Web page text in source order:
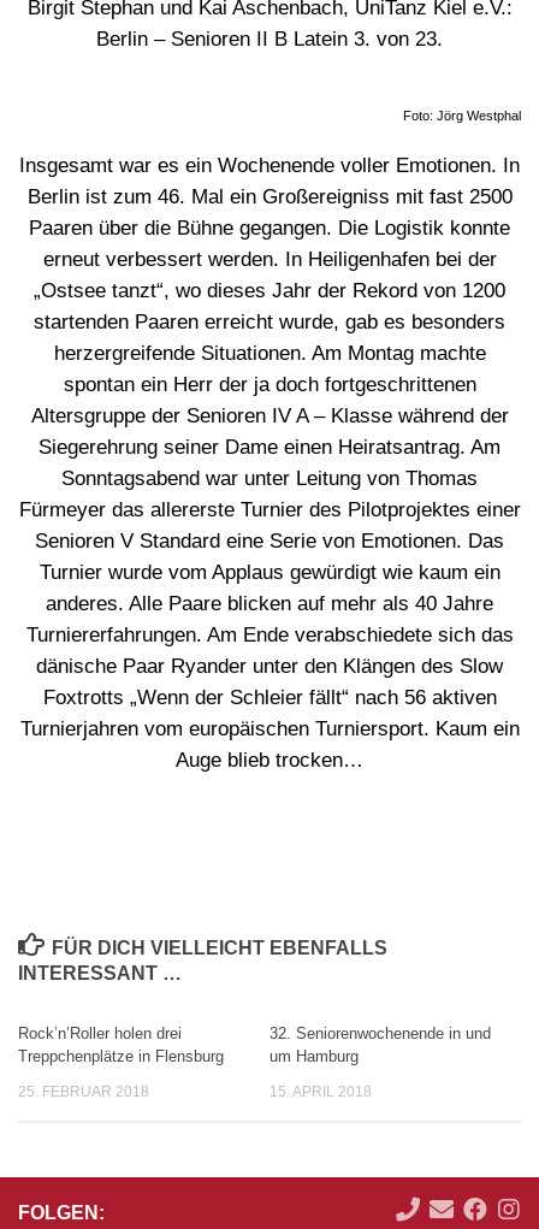
Birgit Stephan und Kai Aschenbach, UniTanz Kiel e.V.:
Berlin – Senioren II B Latein 3. von 23.
Foto: Jörg Westphal
Insgesamt war es ein Wochenende voller Emotionen. In
Berlin ist zum 46. Mal ein Großereigniss mit fast 2500
Paaren über die Bühne gegangen. Die Logistik konnte
erneut verbessert werden. In Heiligenhafen bei der
„Ostsee tanzt“, wo dieses Jahr der Rekord von 1200
startenden Paaren erreicht wurde, gab es besonders
herzergreifende Situationen. Am Montag machte
spontan ein Herr der ja doch fortgeschrittenen
Altersgruppe der Senioren IV A – Klasse während der
Siegerehrung seiner Dame einen Heiratsantrag. Am
Sonntagsabend war unter Leitung von Thomas
Fürmeyer das allererste Turnier des Pilotprojektes einer
Senioren V Standard eine Serie von Emotionen. Das
Turnier wurde vom Applaus gewürdigt wie kaum ein
anderes. Alle Paare blicken auf mehr als 40 Jahre
Turniererfahrungen. Am Ende verabschiedete sich das
dänische Paar Ryander unter den Klängen des Slow
Foxtrotts „Wenn der Schleier fällt“ nach 56 aktiven
Turnierjahren vom europäischen Turniersport. Kaum ein
Auge blieb trocken…
FÜR DICH VIELLEICHT EBENFALLS
INTERESSANT …
Rock’n’Roller holen drei
Treppchenplätze in Flensburg
25. FEBRUAR 2018
32. Seniorenwochenende in und
um Hamburg
15. APRIL 2018
FOLGEN: